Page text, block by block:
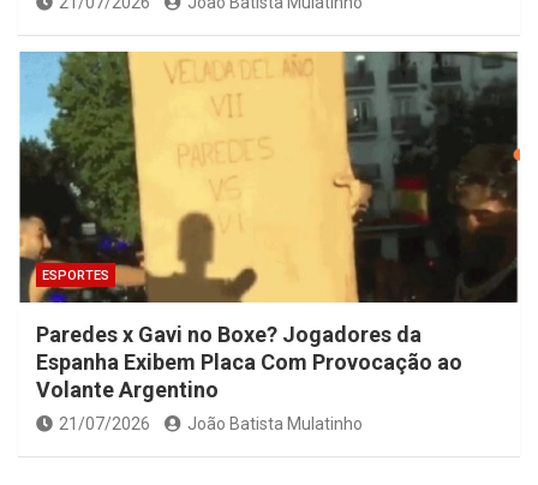
ESPORTES
Paredes x Gavi no Boxe? Jogadores da
Espanha Exibem Placa Com Provocação ao
Volante Argentino
21/07/2026 João Batista Mulatinho